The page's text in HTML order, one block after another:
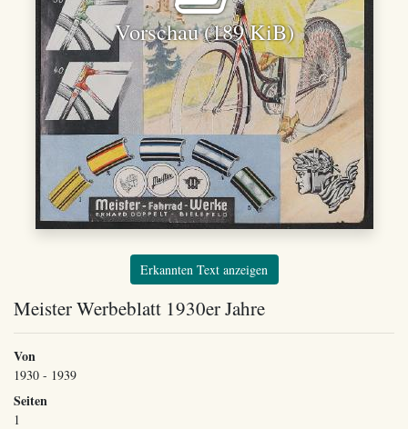
Vorschau (189 KiB)
Erkannten Text anzeigen
Meister Werbeblatt 1930er Jahre
Von
1930 - 1939
Seiten
1